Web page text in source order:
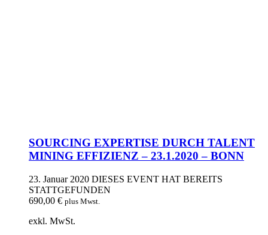
SOURCING EXPERTISE DURCH TALENT
MINING EFFIZIENZ – 23.1.2020 – BONN
23. Januar 2020 DIESES EVENT HAT BEREITS
STATTGEFUNDEN
690,00 € plus Mwst.
exkl. MwSt.